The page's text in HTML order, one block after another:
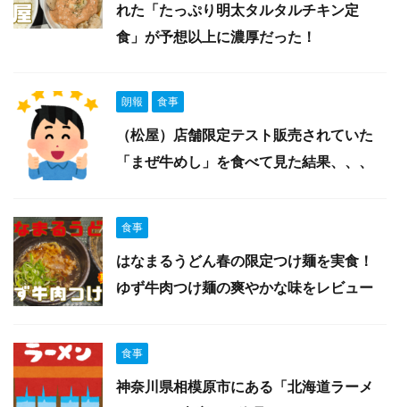
れた「たっぷり明太タルタルチキン定
食」が予想以上に濃厚だった！
朗報 食事
（松屋）店舗限定テスト販売されていた
「まぜ牛めし」を食べて見た結果、、、
食事
はなまるうどん春の限定つけ麺を実食！
ゆず牛肉つけ麺の爽やかな味をレビュー
食事
神奈川県相模原市にある「北海道ラーメ